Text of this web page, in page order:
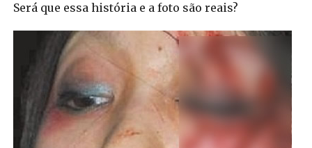
Será que essa história e a foto são reais?